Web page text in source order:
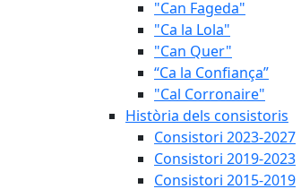
"Can Fageda"
"Ca la Lola"
"Can Quer"
“Ca la Confiança”
"Cal Corronaire"
Història dels consistoris
Consistori 2023-2027
Consistori 2019-2023
Consistori 2015-2019